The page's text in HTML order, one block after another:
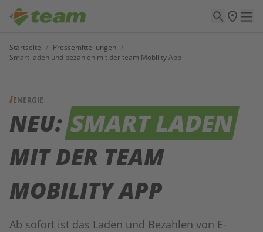
Startseite / Pressemitteilungen /
Smart laden und bezahlen mit der team Mobility App
ENERGIE
NEU:SMART LADEN
MIT DER TEAM
MOBILITY APP
Ab sofort ist das Laden und Bezahlen von E-